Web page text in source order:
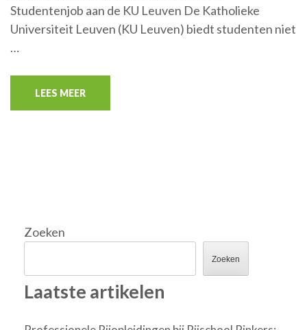
Studentenjob aan de KU Leuven De Katholieke
Universiteit Leuven (KU Leuven) biedt studenten niet
…
LEES MEER
Zoeken
Zoeken
Laatste artikelen